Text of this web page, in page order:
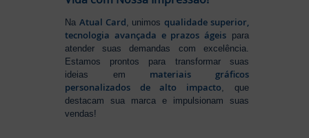
Na Atual Card , unimos qualidade superior,
tecnologia avançada e prazos ágeispara
atender suas demandas com excelência.
Estamos prontos para transformar suas
ideias em materiais gráficos
personalizados de alto impacto , que
destacam sua marca e impulsionam suas
vendas!